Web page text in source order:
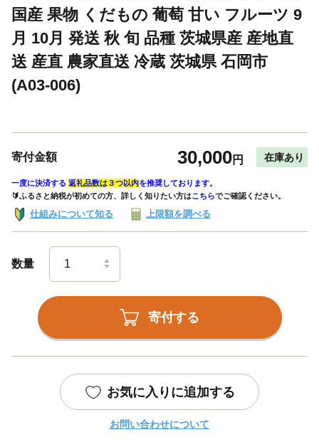
国産 果物 くだもの 葡萄 甘い フルーツ 9
月 10月 発送 秋 旬 品種 茨城県産 産地直
送 産直 農家直送 冷蔵 茨城県 石岡市
(A03-006)
寄付金額 30,000円 在庫あり
一度に決済する 返礼品数は３つ以内を推奨しております。
🔰ふるさと納税が初めての方、詳しく知りたい方はこちらでご確認ください。
仕組みについて知る 上限額を調べる
数量
寄付する
お気に入りに追加する
お問い合わせについて